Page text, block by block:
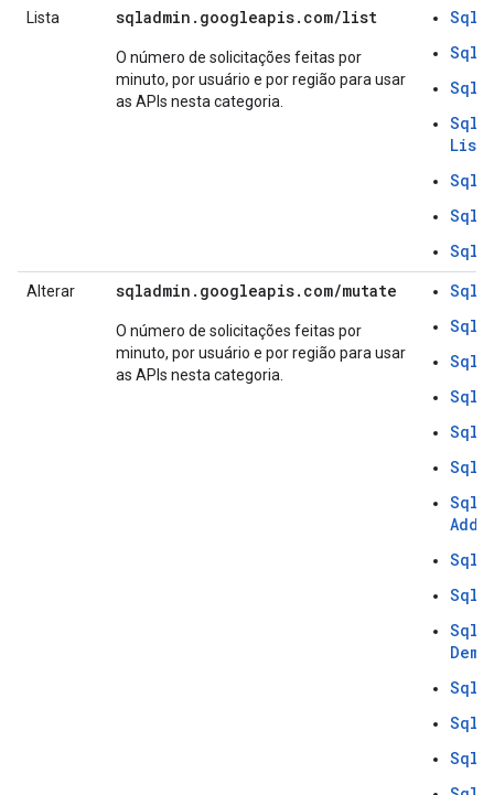
Lista sqladmin.googleapis.com/list
O número de solicitações feitas por
minuto, por usuário e por região para usar
as APIs nesta categoria.
Alterar sqladmin.googleapis.com/mutate
O número de solicitações feitas por
minuto, por usuário e por região para usar
as APIs nesta categoria.